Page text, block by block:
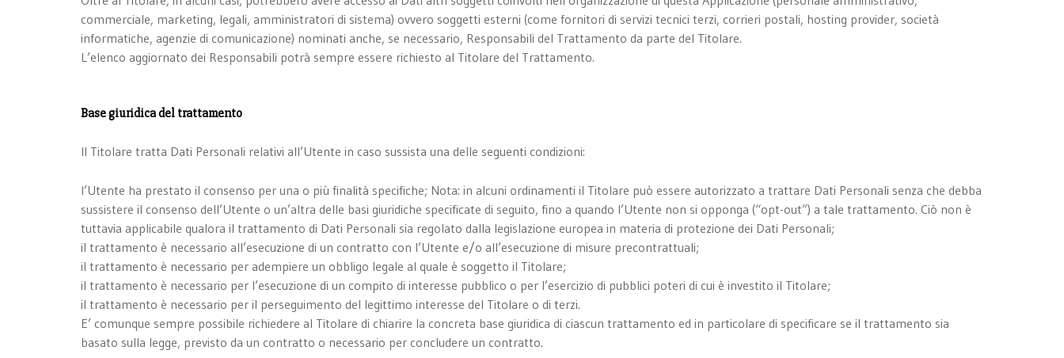
commerciale, marketing, legali, amministratori di sistema) ovvero soggetti esterni (come fornitori di servizi tecnici terzi, corrieri postali, hosting provider, società
informatiche, agenzie di comunicazione) nominati anche, se necessario, Responsabili del Trattamento da parte del Titolare.
L’elenco aggiornato dei Responsabili potrà sempre essere richiesto al Titolare del Trattamento.
Base giuridica del trattamento
Il Titolare tratta Dati Personali relativi all’Utente in caso sussista una delle seguenti condizioni:
l’Utente ha prestato il consenso per una o più finalità specifiche; Nota: in alcuni ordinamenti il Titolare può essere autorizzato a trattare Dati Personali senza che debba
sussistere il consenso dell’Utente o un’altra delle basi giuridiche specificate di seguito, fino a quando l’Utente non si opponga (“opt-out”) a tale trattamento. Ciò non è
tuttavia applicabile qualora il trattamento di Dati Personali sia regolato dalla legislazione europea in materia di protezione dei Dati Personali;
il trattamento è necessario all’esecuzione di un contratto con l’Utente e/o all’esecuzione di misure precontrattuali;
il trattamento è necessario per adempiere un obbligo legale al quale è soggetto il Titolare;
il trattamento è necessario per l’esecuzione di un compito di interesse pubblico o per l’esercizio di pubblici poteri di cui è investito il Titolare;
il trattamento è necessario per il perseguimento del legittimo interesse del Titolare o di terzi.
E’ comunque sempre possibile richiedere al Titolare di chiarire la concreta base giuridica di ciascun trattamento ed in particolare di specificare se il trattamento sia
basato sulla legge, previsto da un contratto o necessario per concludere un contratto.